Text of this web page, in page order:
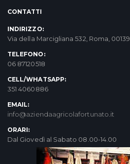
CONTATTI
INDIRIZZO:
Via della Marcigliana 532, Roma, 00139
TELEFONO:
06 87120518
CELL/WHATSAPP:
351 4060886
EMAIL:
info@aziendaagricolafortunato.it
ORARI:
Dal Giovedì al Sabato 08.00-14.00